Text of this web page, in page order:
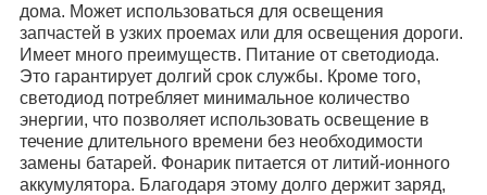
дома. Может использоваться для освещения
запчастей в узких проемах или для освещения дороги.
Имеет много преимуществ. Питание от светодиода.
Это гарантирует долгий срок службы. Кроме того,
светодиод потребляет минимальное количество
энергии, что позволяет использовать освещение в
течение длительного времени без необходимости
замены батарей. Фонарик питается от литий-ионного
аккумулятора. Благодаря этому долго держит заряд,